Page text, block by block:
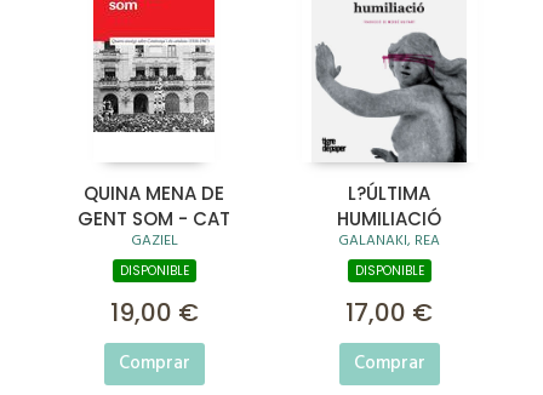
QUINA MENA DE
GENT SOM - CAT
GAZIEL
DISPONIBLE
19,00 €
Comprar
L?ÚLTIMA
HUMILIACIÓ
GALANAKI, REA
DISPONIBLE
17,00 €
Comprar